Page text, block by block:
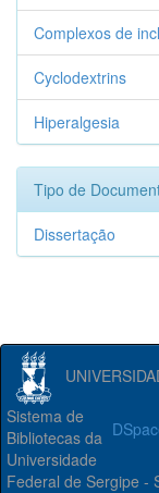
Complexos de
Cyclodextrins
Hiperalgesia
Tipo de
Dissertação
Sistema de
Bibliotecas da
Universidade
Federal de Sergipe -